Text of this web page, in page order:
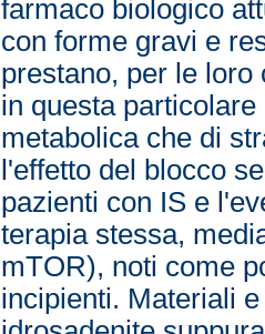
farmaco biologico
con forme gravi e
prestano, per le
in questa
metabolica che di
l'effetto del blocco
pazienti con IS e
terapia stessa,
mTOR), noti come
incipienti. Materiali